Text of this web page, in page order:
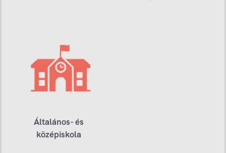
Általános- és
középiskola